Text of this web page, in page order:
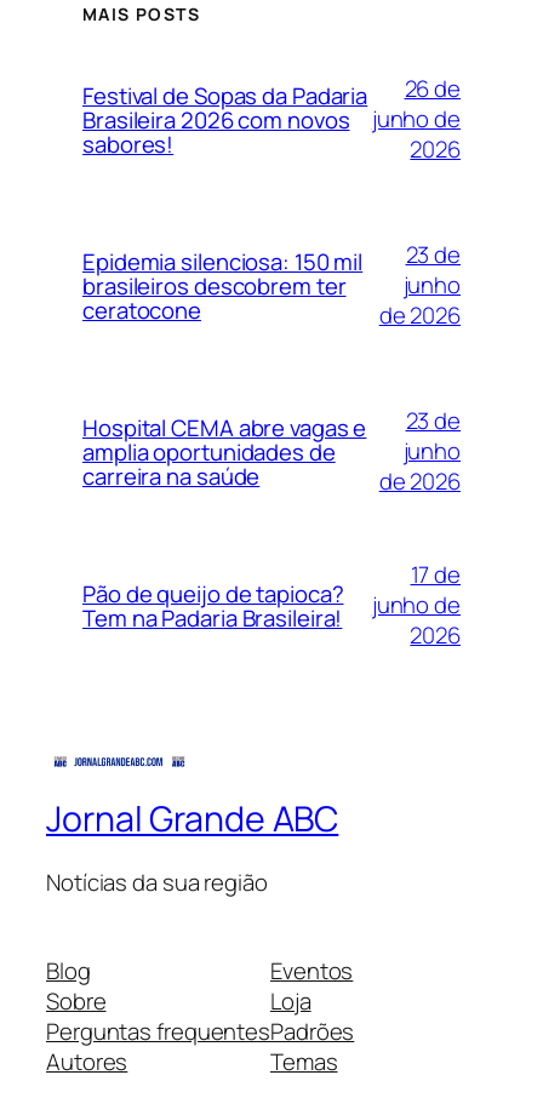
MAIS POSTS
Festival de Sopas da Padaria
Brasileira 2026 com novos
sabores!
26 de
junho de
2026
Epidemia silenciosa: 150 mil
brasileiros descobrem ter
ceratocone
23 de
junho
de 2026
Hospital CEMA abre vagas e
amplia oportunidades de
carreira na saúde
23 de
junho
de 2026
Pão de queijo de tapioca?
Tem na Padaria Brasileira!
17 de
junho de
2026
Jornal Grande ABC
Notícias da sua região
Blog
Sobre
Perguntas frequentes
Autores
Eventos
Loja
Padrões
Temas